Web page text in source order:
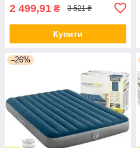
2 499,91 ₴ 3 521 ₴
Купити
–26%